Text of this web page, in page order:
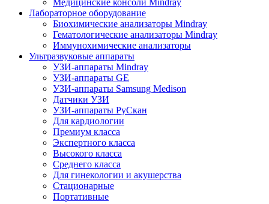
Медицинские консоли Mindray
Лабораторное оборудование
Биохимические анализаторы Mindray
Гематологические анализаторы Mindray
Иммунохимические анализаторы
Ультразвуковые аппараты
УЗИ-аппараты Mindray
УЗИ-аппараты GE
УЗИ-аппараты Samsung Medison
Датчики УЗИ
УЗИ-аппараты РуСкан
Для кардиологии
Премиум класса
Экспертного класса
Высокого класса
Среднего класса
Для гинекологии и акушерства
Стационарные
Портативные